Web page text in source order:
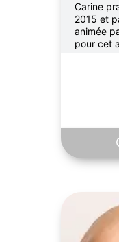
Carine
2015 et
animée
pour cet